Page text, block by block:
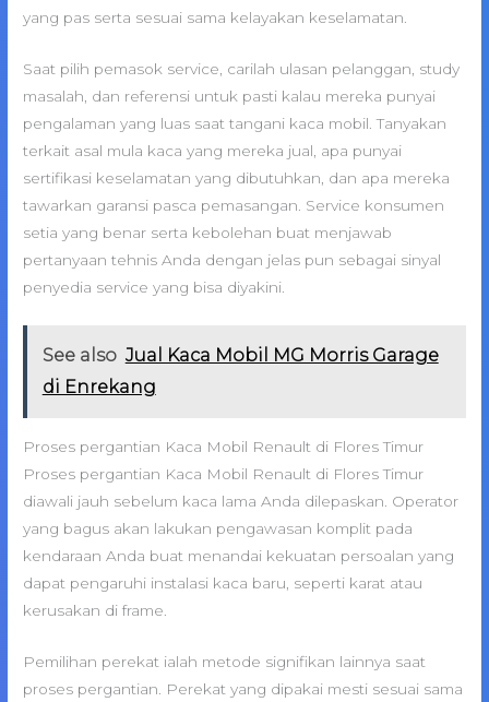
yang pas serta sesuai sama kelayakan keselamatan.
Saat pilih pemasok service, carilah ulasan pelanggan, study
masalah, dan referensi untuk pasti kalau mereka punyai
pengalaman yang luas saat tangani kaca mobil. Tanyakan
terkait asal mula kaca yang mereka jual, apa punyai
sertifikasi keselamatan yang dibutuhkan, dan apa mereka
tawarkan garansi pasca pemasangan. Service konsumen
setia yang benar serta kebolehan buat menjawab
pertanyaan tehnis Anda dengan jelas pun sebagai sinyal
penyedia service yang bisa diyakini.
See also Jual Kaca Mobil MG Morris Garage
di Enrekang
Proses pergantian Kaca Mobil Renault di Flores Timur
Proses pergantian Kaca Mobil Renault di Flores Timur
diawali jauh sebelum kaca lama Anda dilepaskan. Operator
yang bagus akan lakukan pengawasan komplit pada
kendaraan Anda buat menandai kekuatan persoalan yang
dapat pengaruhi instalasi kaca baru, seperti karat atau
kerusakan di frame.
Pemilihan perekat ialah metode signifikan lainnya saat
proses pergantian. Perekat yang dipakai mesti sesuai sama